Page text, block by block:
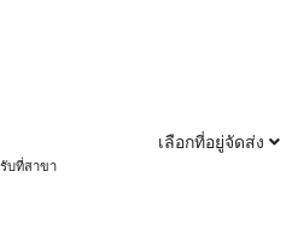
เลือกที่อยู่จัดส่ง
รับที่สาขา